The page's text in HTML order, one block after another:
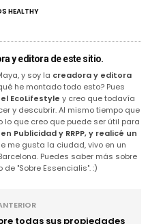
HEALTHY
y editora de este sitio.
y soy la creadora y editora
he montado todo esto? Pues
EcoLifestyle y creo que todavía
y descubrir. Al mismo tiempo que
que creo que puede ser útil para
Publicidad y RRPP, y realicé un
me gusta la ciudad, vivo en un
Puedes saber más sobre
"Sobre Essencialis". :)
todas sus propiedades